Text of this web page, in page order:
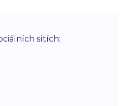
sítích: